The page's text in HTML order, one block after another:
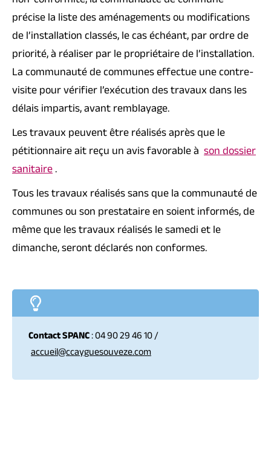
précise la liste des aménagements ou modifications
de l’installation classés, le cas échéant, par ordre de
priorité, à réaliser par le propriétaire de l’installation.
La communauté de communes effectue une contre-
visite pour vérifier l’exécution des travaux dans les
délais impartis, avant remblayage.
Les travaux peuvent être réalisés après que le
pétitionnaire ait reçu un avis favorable à son dossier
sanitaire.
Tous les travaux réalisés sans que la communauté de
communes ou son prestataire en soient informés, de
même que les travaux réalisés le samedi et le
dimanche, seront déclarés non conformes.
Contact SPANC: 04 90 29 46 10 /
accueil@ccayguesouveze.com